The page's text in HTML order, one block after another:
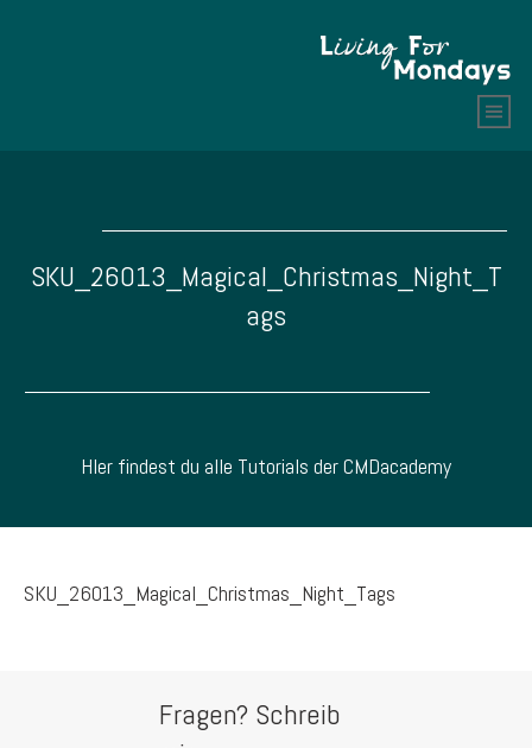
SKU_26013_Magical_Christmas_Night_T
ags
HIer findest du alle Tutorials der CMDacademy
SKU_26013_Magical_Christmas_Night_Tags
Fragen? Schreib